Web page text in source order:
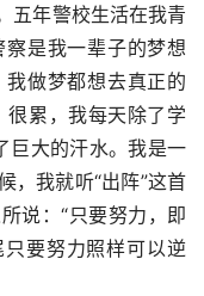
五年警校生活在我青
是我一辈子的梦想
做梦都想去真正的
很累，我每天除了学
巨大的汗水。我是一
，我就听“出阵”这首
说：“只要努力，即
要努力照样可以逆